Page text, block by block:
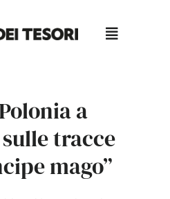
a
tracce
mago”